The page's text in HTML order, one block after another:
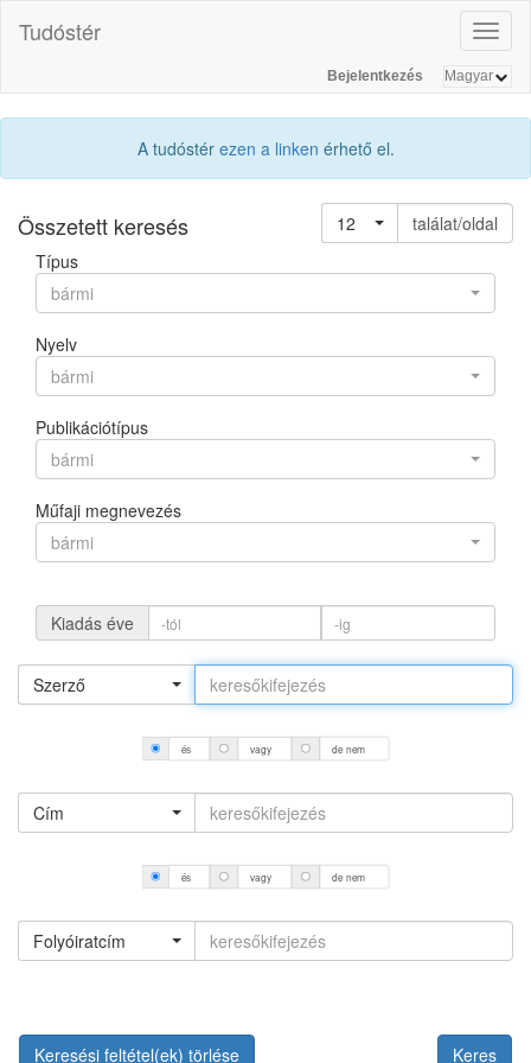
Tudóstér
Bejelentkezés
A tudóstér ezen a linken érhető el.
Összetett keresés 12
találat/oldal
Típus
bármi
Nyelv
bármi
Publikációtípus
bármi
Műfaji megnevezés
bármi
Kiadás éve
Szerző
és vagy de nem
Cím
és vagy de nem
Folyóiratcím
Keresési feltétel(ek) törlése